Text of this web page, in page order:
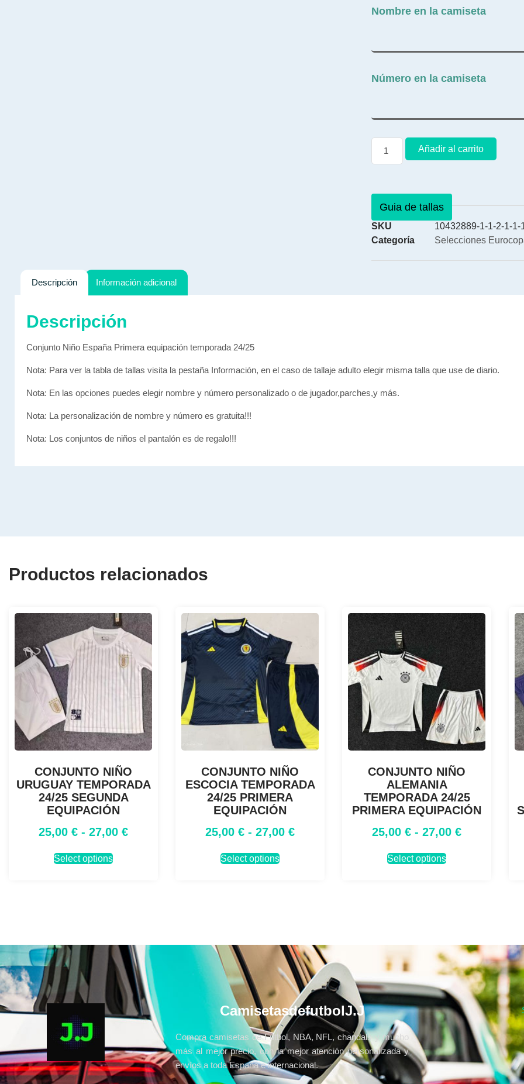
Nombre en la camiseta
Número en la camiseta
Añadir al carrito
Guia de tallas
SKU
10432889-1-1-2-1-1-
Categoría
Selecciones
Descripción Información adicional
Descripción
Conjunto Niño España Primera equipación temporada 24/25
Nota: Para ver la tabla de tallas visita la pestaña Información, en el caso de tallaje adulto elegir misma talla que use de diario.
Nota: En las opciones puedes elegir nombre y número personalizado o de jugador,parches,y más.
Nota: La personalización de nombre y número es gratuita!!!
Nota: Los conjuntos de niños el pantalón es de regalo!!!
Productos relacionados
CONJUNTO NIÑO
URUGUAY TEMPORADA
24/25 SEGUNDA
EQUIPACIÓN
25,00 € - 27,00 €
Select options
CONJUNTO NIÑO
ESCOCIA TEMPORADA
24/25 PRIMERA
EQUIPACIÓN
25,00 € - 27,00 €
Select options
CONJUNTO NIÑO
ALEMANIA
TEMPORADA 24/25
PRIMERA EQUIPACIÓN
25,00 € - 27,00 €
Select options
CamisetasdefutbolJ.J
Compra camisetas de Fútbol, NBA, NFL, chandals y mucho
más al mejor precio, con la mejor atención personalizada y
envíos a toda España e internacional.